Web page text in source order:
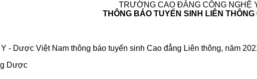
TRƯỜNG CAO ĐẲNG CÔNG NGHỆ
THÔNG BÁO TUYỂN SINH LIÊN
- Dược Việt Nam thông báo tuyển sinh Cao đẳng Liên thông, năm
Dược